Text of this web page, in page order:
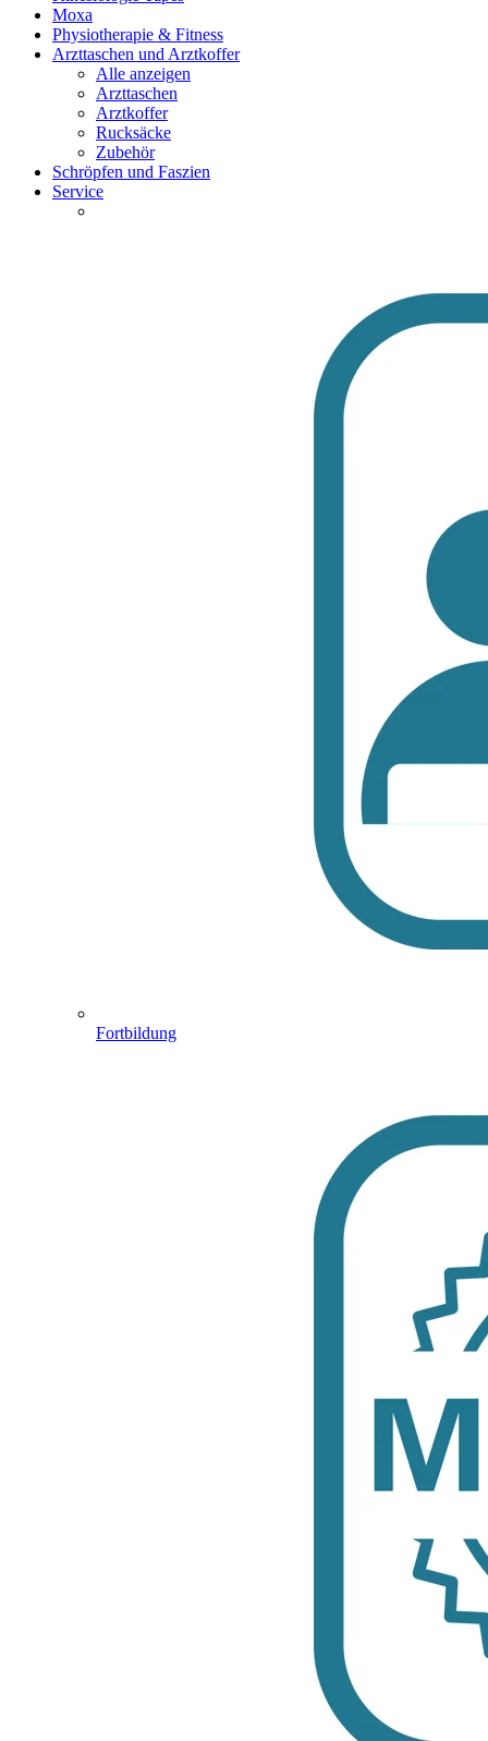
Moxa
Physiotherapie & Fitness
Arzttaschen und Arztkoffer
Alle anzeigen
Arzttaschen
Arztkoffer
Rucksäcke
Zubehör
Schröpfen und Faszien
Service
Fortbildung